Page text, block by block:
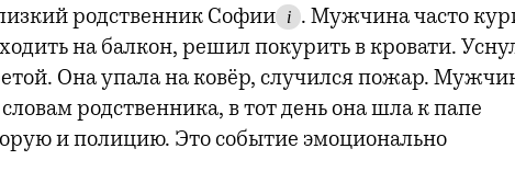
родственник Софии
i
. Мужчина часто
на балкон, решил покурить в кровати.
Она упала на ковёр, случился пожар.
родственника, в тот день она шла к папе
и полицию. Это событие эмоционально